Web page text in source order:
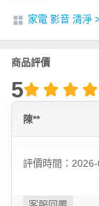
家電 影音 清淨
商品評價
5
陳**
評價時間：